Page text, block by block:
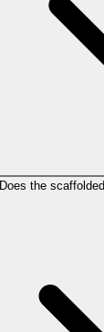
Does the